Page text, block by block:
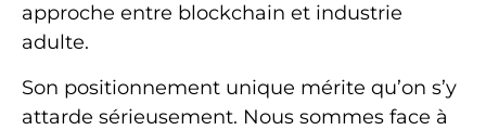
approche entre blockchain et industrie
adulte.
Son positionnement unique mérite qu’on s’y
attarde sérieusement. Nous sommes face à